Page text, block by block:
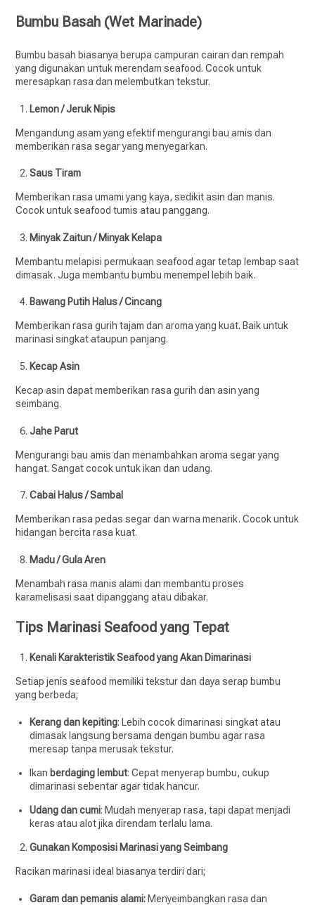
Bumbu Basah (Wet Marinade)
Bumbu basah biasanya berupa campuran cairan dan rempah
yang digunakan untuk merendam seafood. Cocok untuk
meresapkan rasa dan melembutkan tekstur.
Lemon / Jeruk Nipis
Mengandung asam yang efektif mengurangi bau amis dan
memberikan rasa segar yang menyegarkan.
Saus Tiram
Memberikan rasa umami yang kaya, sedikit asin dan manis.
Cocok untuk seafood tumis atau panggang.
Minyak Zaitun / Minyak Kelapa
Membantu melapisi permukaan seafood agar tetap lembap saat
dimasak. Juga membantu bumbu menempel lebih baik.
Bawang Putih Halus / Cincang
Memberikan rasa gurih tajam dan aroma yang kuat. Baik untuk
marinasi singkat ataupun panjang.
Kecap Asin
Kecap asin dapat memberikan rasa gurih dan asin yang
seimbang.
Jahe Parut
Mengurangi bau amis dan menambahkan aroma segar yang
hangat. Sangat cocok untuk ikan dan udang.
Cabai Halus / Sambal
Memberikan rasa pedas segar dan warna menarik. Cocok untuk
hidangan bercita rasa kuat.
Madu / Gula Aren
Menambah rasa manis alami dan membantu proses
karamelisasi saat dipanggang atau dibakar.
Tips Marinasi Seafood yang Tepat
Kenali Karakteristik Seafood yang Akan Dimarinasi
Setiap jenis seafood memiliki tekstur dan daya serap bumbu
yang berbeda;
Kerang dan kepiting: Lebih cocok dimarinasi singkat atau
dimasak langsung bersama dengan bumbu agar rasa
meresap tanpa merusak tekstur.
Ikan berdaging lembut: Cepat menyerap bumbu, cukup
dimarinasi sebentar agar tidak hancur.
Udang dan cumi: Mudah menyerap rasa, tapi dapat menjadi
keras atau alot jika direndam terlalu lama.
Gunakan Komposisi Marinasi yang Seimbang
Racikan marinasi ideal biasanya terdiri dari;
Garam dan pemanis alami:Menyeimbangkan rasa dan